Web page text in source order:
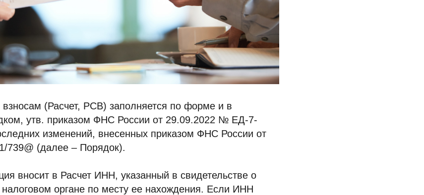
взносам (Расчет, РСВ) заполняется по форме и в
утв. приказом ФНС России от 29.09.2022 № ЕД-7-
изменений, внесенных приказом ФНС России от
(далее – Порядок).
вносит в Расчет ИНН, указанный в свидетельстве о
налоговом органе по месту ее нахождения. Если ИНН